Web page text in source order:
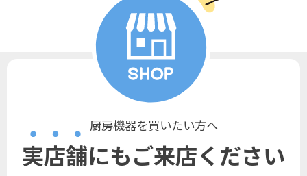
厨房機器を買いたい方へ
実店舗にもご来店ください